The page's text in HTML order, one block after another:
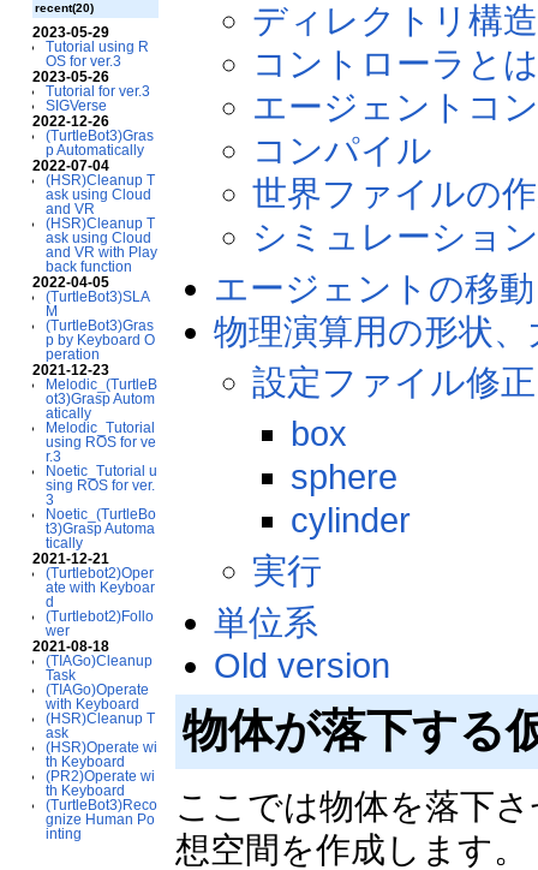
recent(20)
2023-05-29
Tutorial using R
OS for ver.3
2023-05-26
Tutorial for ver.3
SIGVerse
2022-12-26
(TurtleBot3)Gras
p Automatically
2022-07-04
(HSR)Cleanup T
ask using Cloud
and VR
(HSR)Cleanup T
ask using Cloud
and VR with Play
back function
2022-04-05
(TurtleBot3)SLA
M
(TurtleBot3)Gras
p by Keyboard O
peration
2021-12-23
Melodic_(TurtleB
ot3)Grasp Autom
atically
Melodic_Tutorial
using ROS for ve
r.3
Noetic_Tutorial u
sing ROS for ver.
3
Noetic_(TurtleBo
t3)Grasp Automa
tically
2021-12-21
(Turtlebot2)Oper
ate with Keyboar
d
(Turtlebot2)Follo
wer
2021-08-18
(TIAGo)Cleanup
Task
(TIAGo)Operate
with Keyboard
(HSR)Cleanup T
ask
(HSR)Operate wi
th Keyboard
(PR2)Operate wi
th Keyboard
(TurtleBot3)Reco
gnize Human Po
inting
ディレクトリ構造
コントローラと
エージェントコ
コンパイル
世界ファイルの
シミュレーショ
エージェントの移動
物理演算用の形状
設定ファイル修正
box
sphere
cylinder
実行
単位系
Old version
物体が落下する
ここでは物体を落下
想空間を作成します。